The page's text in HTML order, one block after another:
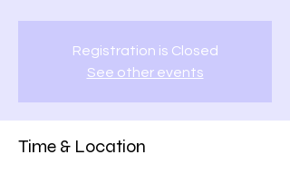
Registration is Closed
See other events
Time & Location